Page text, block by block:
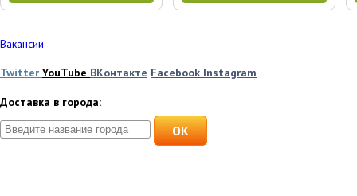
Вакансии
Twitter YouTube ВКонтакте Facebook Instagram
Доставка в города:
OK